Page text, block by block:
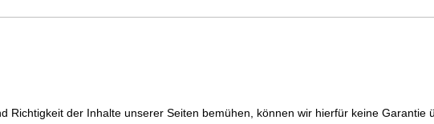
Richtigkeit der Inhalte unserer Seiten bemühen, können wir hierfür keine Garantie